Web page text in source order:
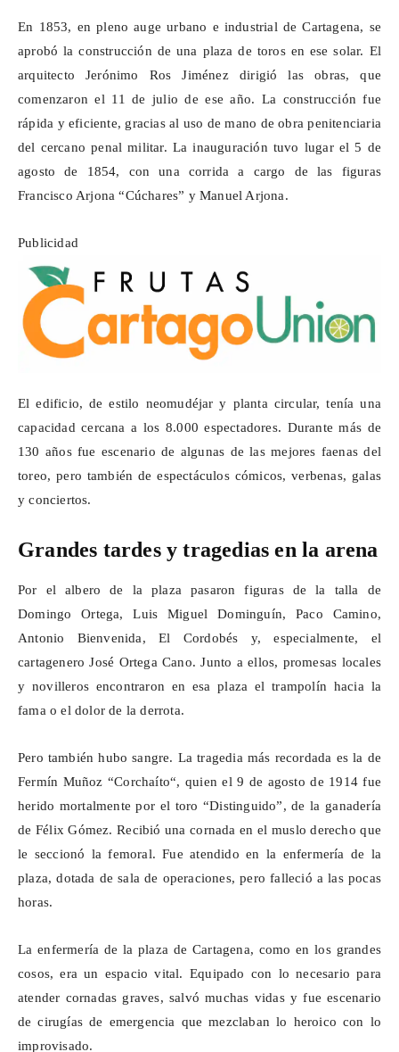
En 1853, en pleno auge urbano e industrial de Cartagena, se
aprobó la construcción de una plaza de toros en ese solar. El
arquitecto Jerónimo Ros Jiménez dirigió las obras, que
comenzaron el 11 de julio de ese año. La construcción fue
rápida y eficiente, gracias al uso de mano de obra penitenciaria
del cercano penal militar. La inauguración tuvo lugar el 5 de
agosto de 1854, con una corrida a cargo de las figuras
Francisco Arjona “Cúchares” y Manuel Arjona.
Publicidad
El edificio, de estilo neomudéjar y planta circular, tenía una
capacidad cercana a los 8.000 espectadores. Durante más de
130 años fue escenario de algunas de las mejores faenas del
toreo, pero también de espectáculos cómicos, verbenas, galas
y conciertos.
Grandes tardes y tragedias en la arena
Por el albero de la plaza pasaron figuras de la talla de
Domingo Ortega, Luis Miguel Dominguín, Paco Camino,
Antonio Bienvenida, El Cordobés y, especialmente, el
cartagenero José Ortega Cano. Junto a ellos, promesas locales
y novilleros encontraron en esa plaza el trampolín hacia la
fama o el dolor de la derrota.
Pero también hubo sangre. La tragedia más recordada es la de
Fermín Muñoz “Corchaíto“, quien el 9 de agosto de 1914 fue
herido mortalmente por el toro “Distinguido”, de la ganadería
de Félix Gómez. Recibió una cornada en el muslo derecho que
le seccionó la femoral. Fue atendido en la enfermería de la
plaza, dotada de sala de operaciones, pero falleció a las pocas
horas.
La enfermería de la plaza de Cartagena, como en los grandes
cosos, era un espacio vital. Equipado con lo necesario para
atender cornadas graves, salvó muchas vidas y fue escenario
de cirugías de emergencia que mezclaban lo heroico con lo
improvisado.